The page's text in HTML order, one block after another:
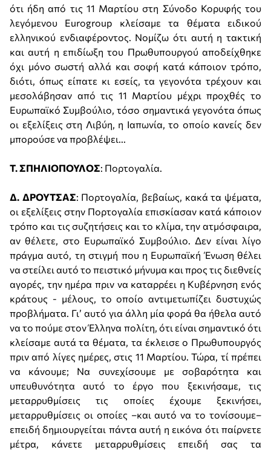
ότι ήδη από τις 11 Μαρτίου στη Σύνοδο Κορυφής του
λεγόμενου Eurogroup κλείσαμε τα θέματα ειδικού
ελληνικού ενδιαφέροντος. Νομίζω ότι αυτή η τακτική
και αυτή η επιδίωξη του Πρωθυπουργού αποδείχθηκε
όχι μόνο σωστή αλλά και σοφή κατά κάποιον τρόπο,
διότι, όπως είπατε κι εσείς, τα γεγονότα τρέχουν και
μεσολάβησαν από τις 11 Μαρτίου μέχρι προχθές το
Ευρωπαϊκό Συμβούλιο, τόσο σημαντικά γεγονότα όπως
οι εξελίξεις στη Λιβύη, η Ιαπωνία, το οποίο κανείς δεν
μπορούσε να προβλέψει...
Τ. ΣΠΗΛΙΟΠΟΥΛΟΣ: Πορτογαλία.
Δ. ΔΡΟΥΤΣΑΣ: Πορτογαλία, βεβαίως, κακά τα ψέματα,
οι εξελίξεις στην Πορτογαλία επισκίασαν κατά κάποιον
τρόπο και τις συζητήσεις και το κλίμα, την ατμόσφαιρα,
αν θέλετε, στο Ευρωπαϊκό Συμβούλιο. Δεν είναι λίγο
πράγμα αυτό, τη στιγμή που η Ευρωπαϊκή Ένωση θέλει
να στείλει αυτό το πειστικό μήνυμα και προς τις διεθνείς
αγορές, την ημέρα πριν να καταρρέει η Κυβέρνηση ενός
κράτους - μέλους, το οποίο αντιμετωπίζει δυστυχώς
προβλήματα. Γι’ αυτό για άλλη μία φορά θα ήθελα αυτό
να το πούμε στον Έλληνα πολίτη, ότι είναι σημαντικό ότι
κλείσαμε αυτά τα θέματα, τα έκλεισε ο Πρωθυπουργός
πριν από λίγες ημέρες, στις 11 Μαρτίου. Τώρα, τί πρέπει
να κάνουμε; Να συνεχίσουμε με σοβαρότητα και
υπευθυνότητα αυτό το έργο που ξεκινήσαμε, τις
μεταρρυθμίσεις τις οποίες έχουμε ξεκινήσει,
μεταρρυθμίσεις οι οποίες –και αυτό να το τονίσουμε–
επειδή δημιουργείται πάντα αυτή η εικόνα ότι παίρνετε
μέτρα, κάνετε μεταρρυθμίσεις επειδή σας τα